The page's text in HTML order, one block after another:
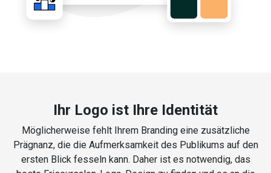
Ihr Logo ist Ihre Identität
Möglicherweise fehlt Ihrem Branding eine zusätzliche
Prägnanz, die die Aufmerksamkeit des Publikums auf den
ersten Blick fesseln kann. Daher ist es notwendig, das